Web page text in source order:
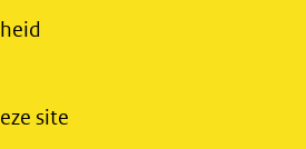
site